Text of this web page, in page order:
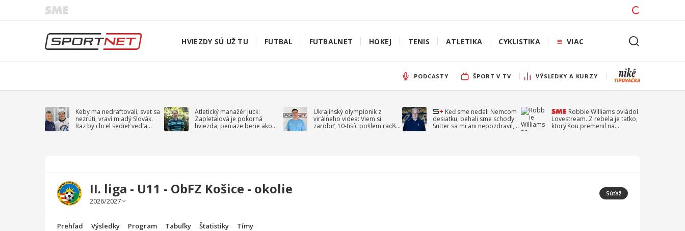
HVIEZDY SÚ UŽ TU FUTBAL FUTBALNET HOKEJ TENIS ATLETIKA CYKLISTIKA VIAC
PODCASTY ŠPORT V TV VÝSLEDKY A KURZY
Keby ma nedraftovali, svet sa
nezrúti, vraví mladý Slovák.
Raz by chcel sedieť vedľa
Atletický manažér Juck:
Zapletalová je pokorná
hviezda, peniaze berie ako
Ukrajinský olympionik z
virálneho videa: Viem si
zarobiť, 10-tisíc pošlem radšej
Keď sme nedali Nemcom
desiatku, behali sme schody.
Sutter sa mi ani nepozdravil,
Robbie Williams ovládol
Lovestream. Z rebela je tatko,
ktorý šou premenil na
II. liga - U11 - ObFZ Košice - okolie Súťaž
Prehľad Výsledky Program Tabuľky Štatistiky Tímy